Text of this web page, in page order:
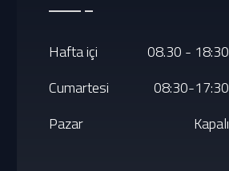
Hafta içi
08.30 - 18:30
Cumartesi
08:30-17:30
Pazar
Kapalı